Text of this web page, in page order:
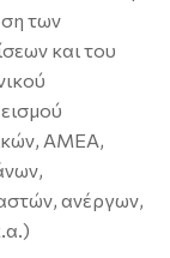
των
και του
ΑΜΕΑ,
ανέργων,